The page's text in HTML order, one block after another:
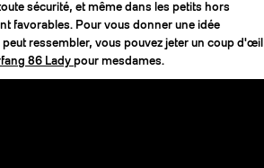
sécurité, et même dans les petits hors
favorables. Pour vous donner une idée
ressembler, vous pouvez jeter un coup d'œil
86 Lady pour mesdames.